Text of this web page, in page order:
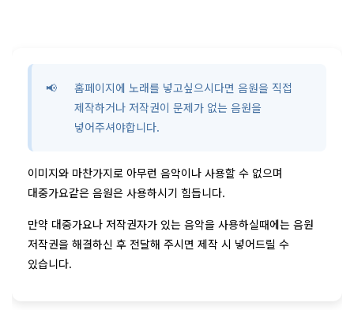
홈페이지에 노래를 넣고싶으시다면 음원을 직접
제작하거나 저작권이 문제가 없는 음원을
넣어주셔야합니다.
이미지와 마찬가지로 아무런 음악이나 사용할 수 없으며
대중가요같은 음원은 사용하시기 힘듭니다.
만약 대중가요나 저작권자가 있는 음악을 사용하실때에는 음원
저작권을 해결하신 후 전달해 주시면 제작 시 넣어드릴 수
있습니다.